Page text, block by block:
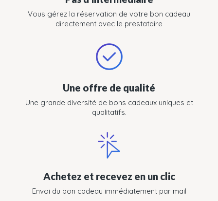
Vous gérez la réservation de votre bon cadeau
directement avec le prestataire
Une offre de qualité
Une grande diversité de bons cadeaux uniques et
qualitatifs.
Achetez et recevez en un clic
Envoi du bon cadeau immédiatement par mail